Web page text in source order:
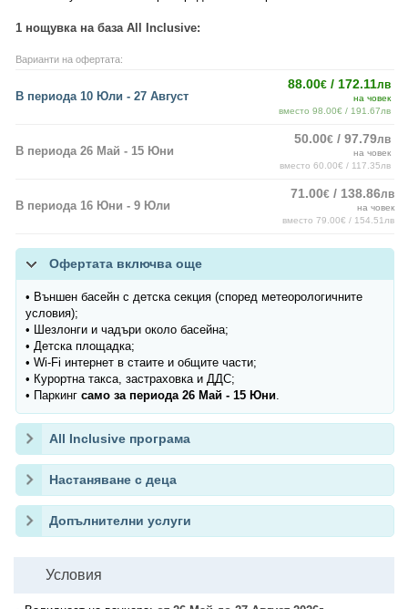
1 нощувка на база All Inclusive:
Варианти на офертата:
В периода 10 Юли - 27 Август
88.00€ / 172.11лв
на човек
вместо 98.00€ / 191.67лв
В периода 26 Май - 15 Юни
50.00€ / 97.79лв
на човек
вместо 60.00€ / 117.35лв
В периода 16 Юни - 9 Юли
71.00€ / 138.86лв
на човек
вместо 79.00€ / 154.51лв
Офертата включва още
• Външен басейн с детска секция (според метеорологичните
условия);
• Шезлонги и чадъри около басейна;
• Детска площадка;
• Wi-Fi интернет в стаите и общите части;
• Курортна такса, застраховка и ДДС;
• Паркинг само за периода 26 Май - 15 Юни.
All Inclusive програма
Настаняване с деца
Допълнителни услуги
Условия